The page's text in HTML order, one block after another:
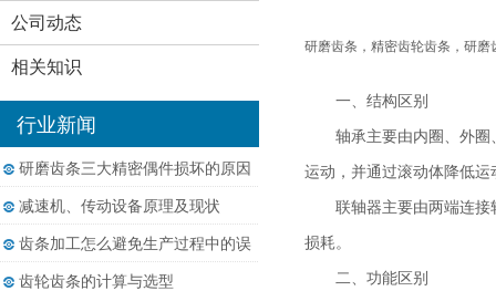
公司动态
相关知识
研磨齿条，精密齿轮齿条，研磨
一、结构区别
轴承主要由内圈、外
运动，并通过滚动体降低运
联轴器主要由两端连
损耗。
二、功能区别
行业新闻
研磨齿条三大精密偶件损坏的原因
减速机、传动设备原理及现状
齿条加工怎么避免生产过程中的误
差......
齿轮齿条的计算与选型